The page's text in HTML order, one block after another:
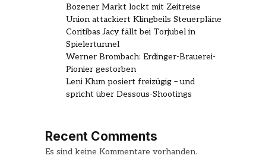
Bozener Markt lockt mit Zeitreise
Union attackiert Klingbeils Steuerpläne
Coritibas Jacy fällt bei Torjubel in
Spielertunnel
Werner Brombach: Erdinger-Brauerei-
Pionier gestorben
Leni Klum posiert freizügig – und
spricht über Dessous-Shootings
Recent Comments
Es sind keine Kommentare vorhanden.